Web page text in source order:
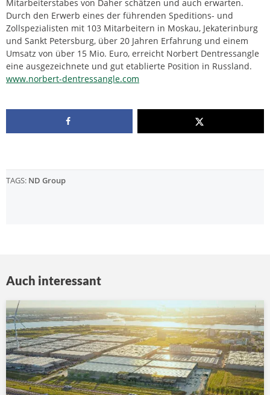
Mitarbeiterstabes von Daher schätzen und auch erwarten.
Durch den Erwerb eines der führenden Speditions- und
Zollspezialisten mit 103 Mitarbeitern in Moskau, Jekaterinburg
und Sankt Petersburg, über 20 Jahren Erfahrung und einem
Umsatz von über 15 Mio. Euro, erreicht Norbert Dentressangle
eine ausgezeichnete und gut etablierte Position in Russland.
www.norbert-dentressangle.com
TAGS: ND Group
Auch interessant